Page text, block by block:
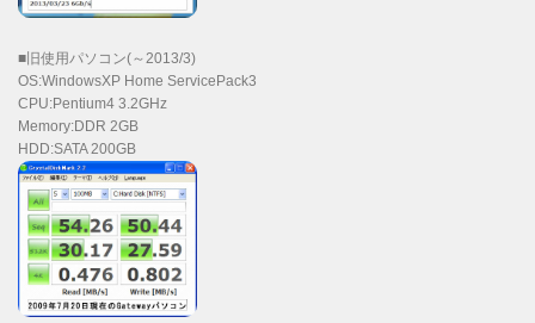
■旧使用パソコン(～2013/3)
OS:WindowsXP Home ServicePack3
CPU:Pentium4 3.2GHz
Memory:DDR 2GB
HDD:SATA 200GB